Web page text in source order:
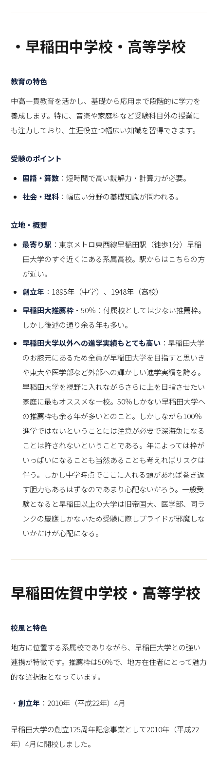
・早稲田中学校・高等学校
教育の特色
中高一貫教育を活かし、基礎から応用まで段階的に学力を
養成します。特に、音楽や家庭科など受験科目外の授業に
も注力しており、生涯役立つ幅広い知識を習得できます。
受験のポイント
国語・算数 ：短時間で高い読解力・計算力が必要。
社会・理科 ：幅広い分野の基礎知識が問われる。
立地・概要
最寄り駅 ：東京メトロ東西線早稲田駅（徒歩1分）早稲
田大学のすぐ近くにある系属高校。駅からはこちらの方
が近い。
創立年 ：1895年（中学）、1948年（高校）
早稲田大推薦枠 ・50％：付属校としては少ない推薦枠。
しかし後述の通り余る年も多い。
早稲田大学以外への進学実績もとても高い ：早稲田大学
のお膝元にあるため全員が早稲田大学を目指すと思いき
や東大や医学部など外部への輝かしい進学実績を誇る。
早稲田大学を視野に入れながらさらに上を目指させたい
家庭に最もオススメな一校。50％しかない早稲田大学ヘ
の推薦枠も余る年が多いとのこと。しかしながら100％
進学ではないということには注意が必要で深海魚になる
ことは許されないということである。年によっては枠が
いっぱいになることも当然あることも考えればリスクは
伴う。しかし中学時点でここに入れる頭があれば巻き返
す胆力もあるはずなのであまり心配ないだろう。一般受
験となると早稲田以上の大学は旧帝国大、医学部、同ラ
ンクの慶應しかないため受験に際しプライドが邪魔しな
いかだけが心配になる。
早稲田佐賀中学校・高等学校
校風と特色
地方に位置する系属校でありながら、早稲田大学との強い
連携が特徴です。推薦枠は50％で、地方在住者にとって魅力
的な選択肢となっています。
・ 創立年 ：2010年（平成22年）4月
早稲田大学の創立125周年記念事業として2010年（平成22
年）4月に開校しました。